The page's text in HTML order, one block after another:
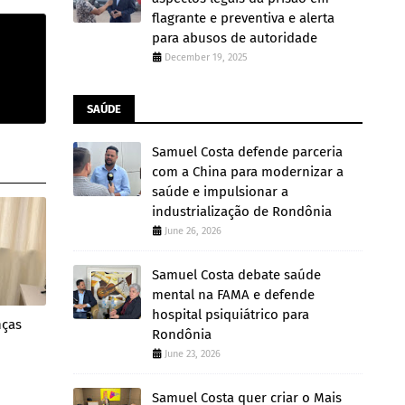
flagrante e preventiva e alerta
para abusos de autoridade
December 19, 2025
SAÚDE
Samuel Costa defende parceria
com a China para modernizar a
saúde e impulsionar a
industrialização de Rondônia
June 26, 2026
Samuel Costa debate saúde
mental na FAMA e defende
hospital psiquiátrico para
Rondônia
June 23, 2026
Samuel Costa quer criar o Mais